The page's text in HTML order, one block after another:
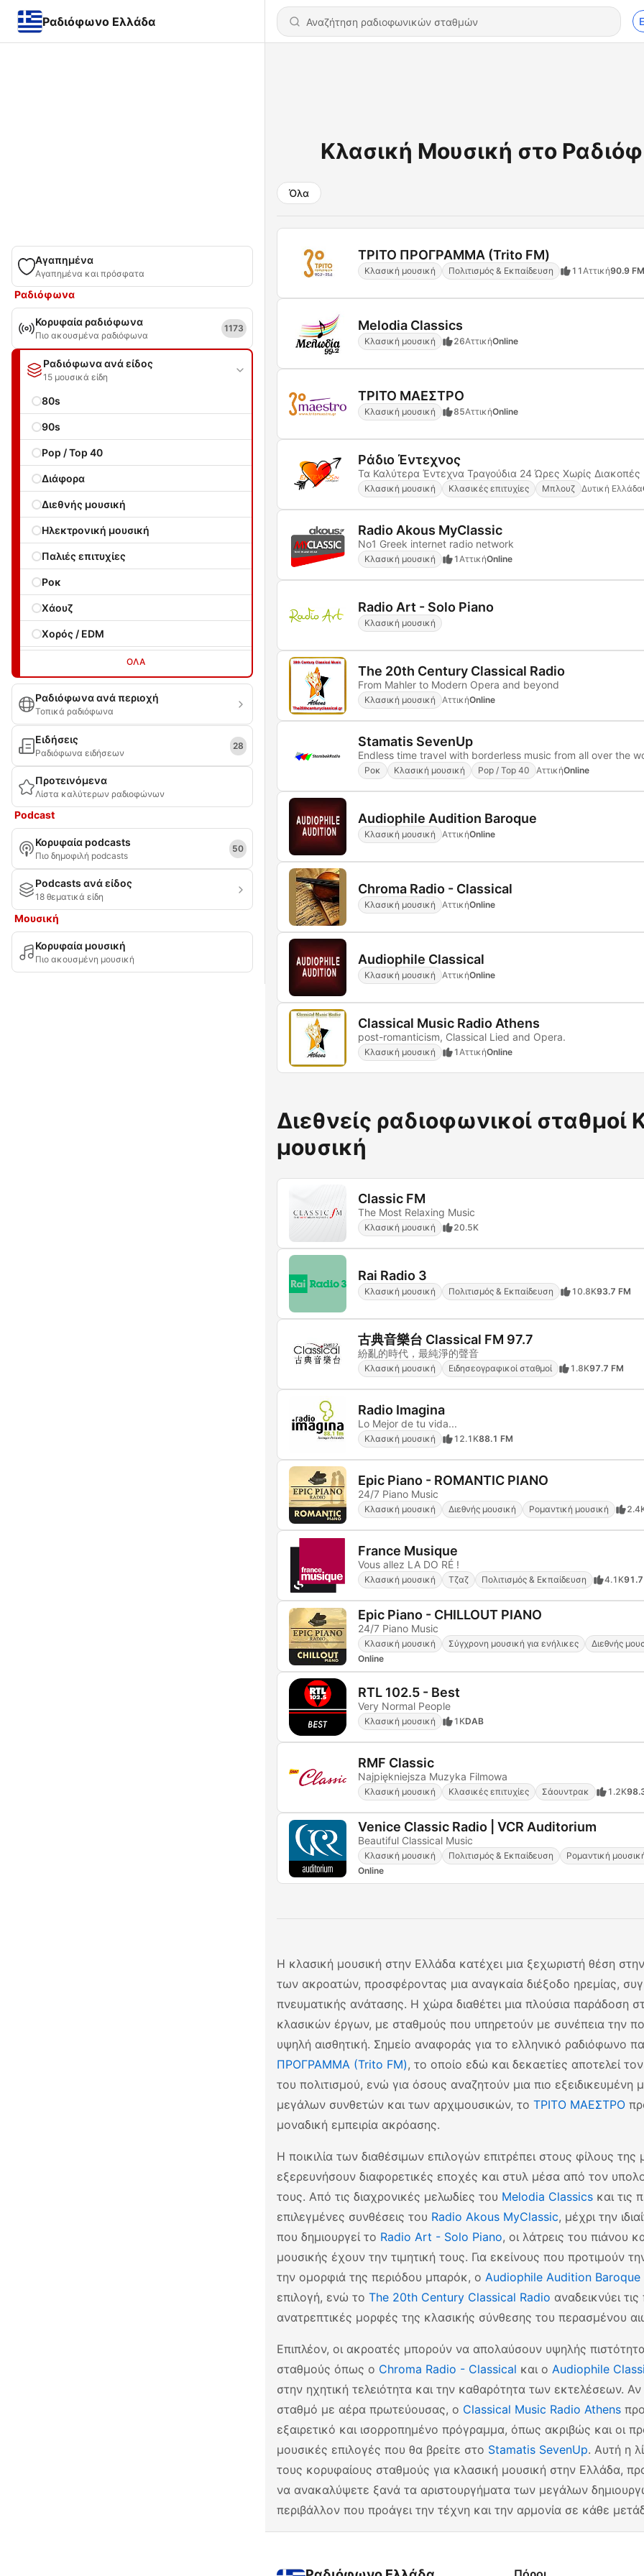
Ραδιόφωνο Ελλάδα
Αγαπημένα
Αγαπημένα και πρόσφατα
Ραδιόφωνα
Κορυφαία ραδιόφωνα
Πιο ακουσμένα ραδιόφωνα
1173
Ραδιόφωνα ανά είδος
15 μουσικά είδη
80s
90s
Pop / Top 40
Διάφορα
Διεθνής μουσική
Ηλεκτρονική μουσική
Παλιές επιτυχίες
Ροκ
Χάουζ
Χορός / EDM
ΌΛΑ
Ραδιόφωνα ανά περιοχή
Τοπικά ραδιόφωνα
Ειδήσεις
Ραδιόφωνα ειδήσεων
28
Προτεινόμενα
Λίστα καλύτερων ραδιοφώνων
Podcast
Κορυφαία podcasts
Πιο δημοφιλή podcasts
50
Podcasts ανά είδος
18 θεματικά είδη
Μουσική
Κορυφαία μουσική
Πιο ακουσμένη μουσική
Κλασική Μουσική στο
Όλα
ΤΡΙΤΟ ΠΡΟΓΡΑΜΜΑ (Trito FM)
Κλασική μουσική Πολιτισμός & Εκπαίδευση 11Αττική90.9 FM
Melodia Classics
Κλασική μουσική 26ΑττικήOnline
ΤΡΙΤΟ ΜΑΕΣΤΡΟ
Κλασική μουσική 85ΑττικήOnline
Ράδιο Έντεχνος
Τα Καλύτερα Έντεχνα Τραγούδια 24 Ώρες Χωρίς Διακοπές
Κλασική μουσική Κλασικές επιτυχίες Μπλουζ Δυτική Ελλάδα
Radio Akous MyClassic
No1 Greek internet radio network
Κλασική μουσική 1ΑττικήOnline
Radio Art - Solo Piano
Κλασική μουσική
The 20th Century Classical Radio
From Mahler to Modern Opera and beyond
Κλασική μουσική ΑττικήOnline
Stamatis SevenUp
Endless time travel with borderless music from all over the
Ροκ Κλασική μουσική Pop / Top 40 ΑττικήOnline
Audiophile Audition Baroque
Κλασική μουσική ΑττικήOnline
Chroma Radio - Classical
Κλασική μουσική ΑττικήOnline
Audiophile Classical
Κλασική μουσική ΑττικήOnline
Classical Music Radio Athens
post-romanticism, Classical Lied and Opera.
Κλασική μουσική 1ΑττικήOnline
Διεθνείς ραδιοφωνικοί σταθμοί
μουσική
Classic FM
The Most Relaxing Music
Κλασική μουσική 20.5K
Rai Radio 3
Κλασική μουσική Πολιτισμός & Εκπαίδευση 10.8K93.7 FM
古典音樂台 Classical FM 97.7
紛亂的時代，最純淨的聲音
Κλασική μουσική Ειδησεογραφικοί σταθμοί 1.8K97.7 FM
Radio Imagina
Lo Mejor de tu vida...
Κλασική μουσική 12.1K88.1 FM
Epic Piano - ROMANTIC PIANO
24/7 Piano Music
Κλασική μουσική Διεθνής μουσική Ρομαντική μουσική
France Musique
Vous allez LA DO RÉ !
Κλασική μουσική Τζαζ Πολιτισμός & Εκπαίδευση 4.1K
Epic Piano - CHILLOUT PIANO
24/7 Piano Music
Κλασική μουσική Σύγχρονη μουσική για ενήλικες
Διεθνής
Online
RTL 102.5 - Best
Very Normal People
Κλασική μουσική 1KDAB
RMF Classic
Najpiękniejsza Muzyka Filmowa
Κλασική μουσική Κλασικές επιτυχίες Σάουντρακ 1.2K
Venice Classic Radio | VCR Auditorium
Beautiful Classical Music
Κλασική μουσική Πολιτισμός & Εκπαίδευση
Ρομαντική
Online
Η κλασική μουσική στην Ελλάδα κατέχει μια ξεχωριστή θέση
των ακροατών, προσφέροντας μια αναγκαία διέξοδο ηρεμίας,
πνευματικής ανάτασης. Η χώρα διαθέτει μια πλούσια παράδοση
κλασικών έργων, με σταθμούς που υπηρετούν με συνέπεια την
υψηλή αισθητική. Σημείο αναφοράς για το ελληνικό ραδιόφωνο
ΠΡΟΓΡΑΜΜΑ (Trito FM), το οποίο εδώ και δεκαετίες αποτελεί
του πολιτισμού, ενώ για όσους αναζητούν μια πιο εξειδικευμένη
μεγάλων συνθετών και των αρχιμουσικών, το ΤΡΙΤΟ ΜΑΕΣΤΡΟ
μοναδική εμπειρία ακρόασης.
Η ποικιλία των διαθέσιμων επιλογών επιτρέπει στους φίλους της
εξερευνήσουν διαφορετικές εποχές και στυλ μέσα από τον
τους. Από τις διαχρονικές μελωδίες του Melodia Classics και τις
επιλεγμένες συνθέσεις του Radio Akous MyClassic, μέχρι την
που δημιουργεί το Radio Art - Solo Piano, οι λάτρεις του πιάνου
μουσικής έχουν την τιμητική τους. Για εκείνους που προτιμούν
την ομορφιά της περιόδου μπαρόκ, ο Audiophile Audition Baroque
επιλογή, ενώ το The 20th Century Classical Radio αναδεικνύει
ανατρεπτικές μορφές της κλασικής σύνθεσης του περασμένου
Επιπλέον, οι ακροατές μπορούν να απολαύσουν υψηλής
σταθμούς όπως ο Chroma Radio - Classical και ο Audiophile
στην ηχητική τελειότητα και την καθαρότητα των εκτελέσεων.
σταθμό με αέρα πρωτεύουσας, ο Classical Music Radio Athens
εξαιρετικό και ισορροπημένο πρόγραμμα, όπως ακριβώς και οι
μουσικές επιλογές που θα βρείτε στο Stamatis SevenUp. Αυτή η
τους κορυφαίους σταθμούς για κλασική μουσική στην Ελλάδα,
να ανακαλύψετε ξανά τα αριστουργήματα των μεγάλων
περιβάλλον που προάγει την τέχνη και την αρμονία σε κάθε